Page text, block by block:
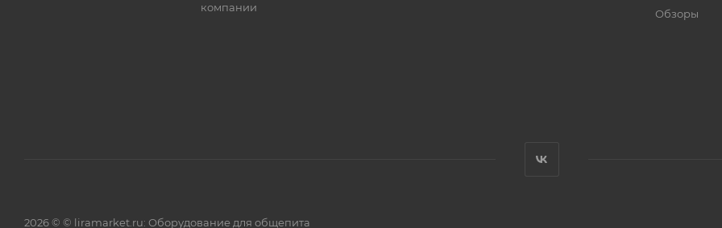
компании
Обзоры
2026 © © liramarket.ru: Оборудование для общепита